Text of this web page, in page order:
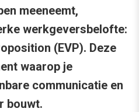
meeneemt,
werkgeversbelofte:
(EVP). Deze
waarop je
communicatie en
bouwt.